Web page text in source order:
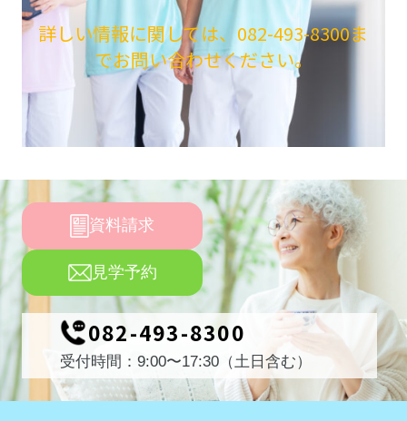
詳しい情報に関しては、082-493-8300ま
でお問い合わせください。
資料請求
見学予約
082-493-8300
受付時間：9:00〜17:30（土日含む）